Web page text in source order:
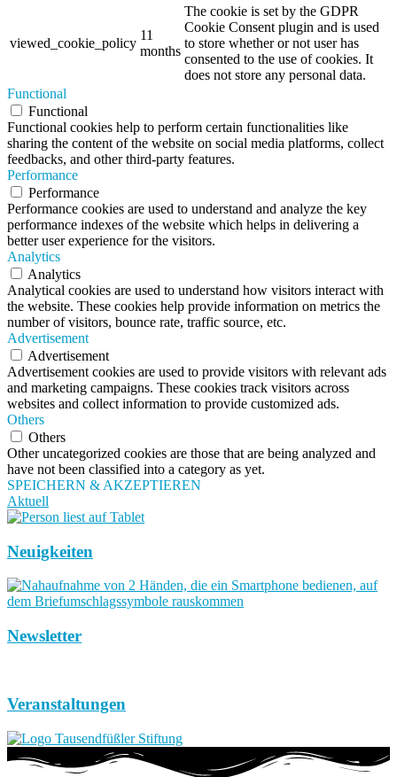
viewed_cookie_policy
11
months
The cookie is set by the GDPR
Cookie Consent plugin and is used
to store whether or not user has
consented to the use of cookies. It
does not store any personal data.
Functional
Functional
Functional cookies help to perform certain functionalities like
sharing the content of the website on social media platforms, collect
feedbacks, and other third-party features.
Performance
Performance
Performance cookies are used to understand and analyze the key
performance indexes of the website which helps in delivering a
better user experience for the visitors.
Analytics
Analytics
Analytical cookies are used to understand how visitors interact with
the website. These cookies help provide information on metrics the
number of visitors, bounce rate, traffic source, etc.
Advertisement
Advertisement
Advertisement cookies are used to provide visitors with relevant ads
and marketing campaigns. These cookies track visitors across
websites and collect information to provide customized ads.
Others
Others
Other uncategorized cookies are those that are being analyzed and
have not been classified into a category as yet.
SPEICHERN & AKZEPTIEREN
Aktuell
Neuigkeiten
Newsletter
Veranstaltungen